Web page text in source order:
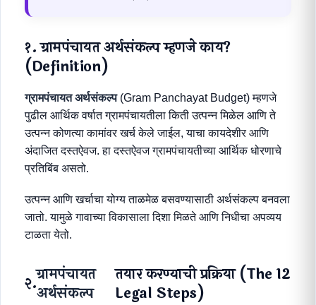
१. ग्रामपंचायत अर्थसंकल्प म्हणजे काय?
(Definition)
ग्रामपंचायत अर्थसंकल्प(Gram Panchayat Budget) म्हणजे
पुढील आर्थिक वर्षात ग्रामपंचायतीला किती उत्पन्न मिळेल आणि ते
उत्पन्न कोणत्या कामांवर खर्च केले जाईल, याचा कायदेशीर आणि
अंदाजित दस्तऐवज. हा दस्तऐवज ग्रामपंचायतीच्या आर्थिक धोरणाचे
प्रतिबिंब असतो.
उत्पन्न आणि खर्चाचा योग्य ताळमेळ बसवण्यासाठी अर्थसंकल्प बनवला
जातो. यामुळे गावाच्या विकासाला दिशा मिळते आणि निधीचा अपव्यय
टाळता येतो.
२.ग्रामपंचायत
अर्थसंकल्प
तयार करण्याची प्रक्रिया (The 12
Legal Steps)